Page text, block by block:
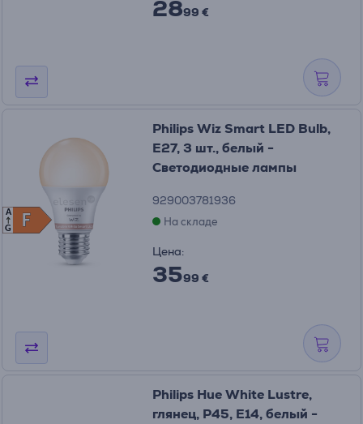
2899 €
F
F
A
G
Philips Wiz Smart LED Bulb,
E27, 3 шт., белый -
Светодиодные лампы
929003781936
На складе
Цена:
3599 €
Philips Hue White Lustre,
глянец, P45, E14, белый -